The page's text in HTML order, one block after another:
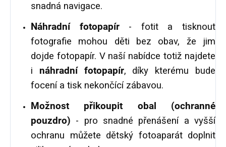
snadná navigace.
Náhradní fotopapír- fotit a tisknout
fotografie mohou děti bez obav, že jim
dojde fotopapír. V naší nabídce totiž najdete
i náhradní fotopapír,
díky kterému bude
focení a tisk nekončící zábavou.
Možnost přikoupit obal (ochranné
pouzdro) - pro snadné přenášení a vyšší
ochranu můžete dětský fotoaparát doplnit